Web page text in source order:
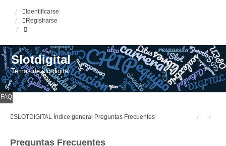
Identificarse
Registrarse
Slotdigital
Temas de slotdigital
FAQ
SLOTDIGITAL Índice general Preguntas Frecuentes
Preguntas Frecuentes